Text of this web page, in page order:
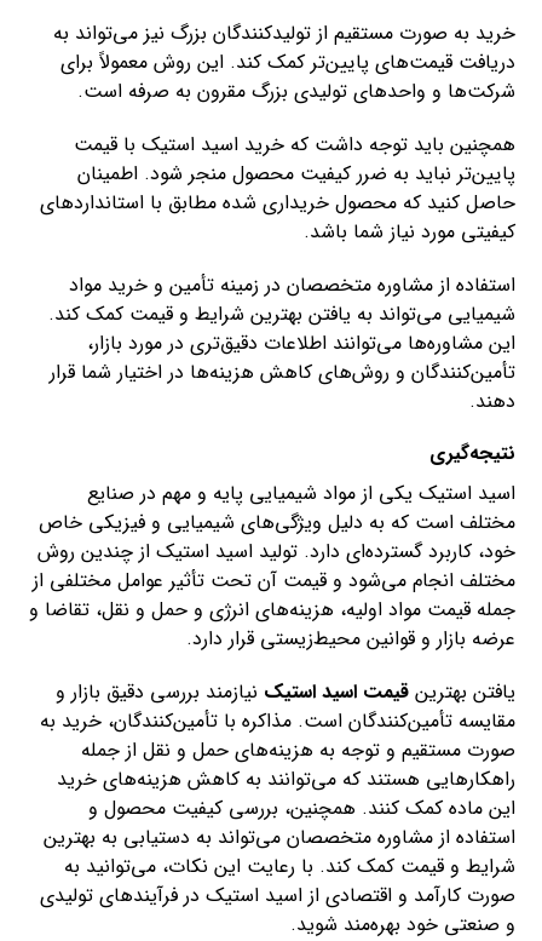
خرید به صورت مستقیم از تولیدکنندگان بزرگ نیز می‌تواند به
دریافت قیمت‌های پایین‌تر کمک کند. این روش معمولاً برای
شرکت‌ها و واحدهای تولیدی بزرگ مقرون به صرفه است.
همچنین باید توجه داشت که خرید اسید استیک با قیمت
پایین‌تر نباید به ضرر کیفیت محصول منجر شود. اطمینان
حاصل کنید که محصول خریداری شده مطابق با استانداردهای
کیفیتی مورد نیاز شما باشد.
استفاده از مشاوره متخصصان در زمینه تأمین و خرید مواد
شیمیایی می‌تواند به یافتن بهترین شرایط و قیمت کمک کند.
این مشاوره‌ها می‌توانند اطلاعات دقیق‌تری در مورد بازار،
تأمین‌کنندگان و روش‌های کاهش هزینه‌ها در اختیار شما قرار
دهند.
نتیجه‌گیری
اسید استیک یکی از مواد شیمیایی پایه و مهم در صنایع
مختلف است که به دلیل ویژگی‌های شیمیایی و فیزیکی خاص
خود، کاربرد گسترده‌ای دارد. تولید اسید استیک از چندین روش
مختلف انجام می‌شود و قیمت آن تحت تأثیر عوامل مختلفی از
جمله قیمت مواد اولیه، هزینه‌های انرژی و حمل و نقل، تقاضا و
عرضه بازار و قوانین محیط‌زیستی قرار دارد.
یافتن بهترینقیمت اسید استیک نیازمند بررسی دقیق بازار و
مقایسه تأمین‌کنندگان است. مذاکره با تأمین‌کنندگان، خرید به
صورت مستقیم و توجه به هزینه‌های حمل و نقل از جمله
راهکارهایی هستند که می‌توانند به کاهش هزینه‌های خرید
این ماده کمک کنند. همچنین، بررسی کیفیت محصول و
استفاده از مشاوره متخصصان می‌تواند به دستیابی به بهترین
شرایط و قیمت کمک کند. با رعایت این نکات، می‌توانید به
صورت کارآمد و اقتصادی از اسید استیک در فرآیند‌های تولیدی
و صنعتی خود بهره‌مند شوید.